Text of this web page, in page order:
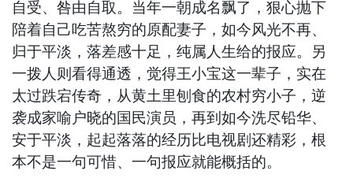
自受、咎由自取。当年一朝成名飘了，狠心抛下
陪着自己吃苦熬穷的原配妻子，如今风光不再、
归于平淡，落差感十足，纯属人生给的报应。另
一拨人则看得通透，觉得王小宝这一辈子，实在
太过跌宕传奇，从黄土里刨食的农村穷小子，逆
袭成家喻户晓的国民演员，再到如今洗尽铅华、
安于平淡，起起落落的经历比电视剧还精彩，根
本不是一句可惜、一句报应就能概括的。